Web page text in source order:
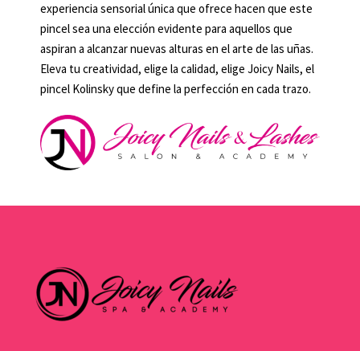
experiencia sensorial única que ofrece hacen que este
pincel sea una elección evidente para aquellos que
aspiran a alcanzar nuevas alturas en el arte de las uñas.
Eleva tu creatividad, elige la calidad, elige Joicy Nails, el
pincel Kolinsky que define la perfección en cada trazo.